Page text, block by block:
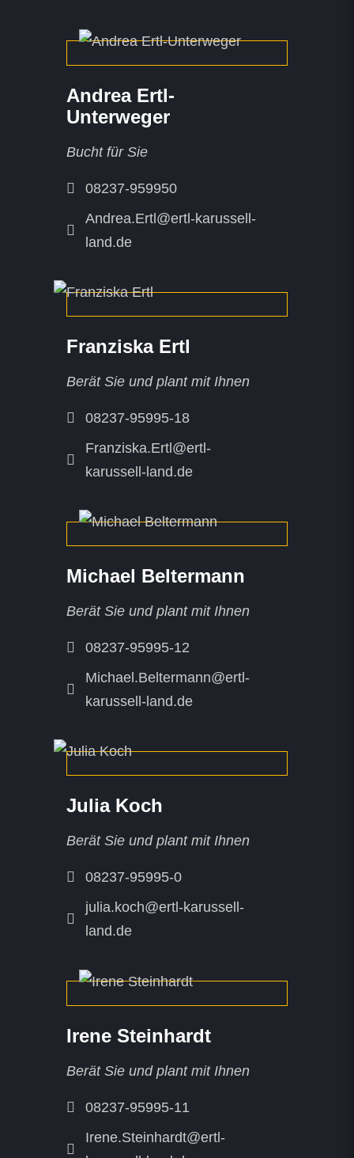
Andrea Ertl-
Unterweger
Bucht für Sie
08237-959950
Andrea.Ertl@ertl-karussell-
land.de
Franziska Ertl
Berät Sie und plant mit Ihnen
08237-95995-18
Franziska.Ertl@ertl-
karussell-land.de
Michael Beltermann
Berät Sie und plant mit Ihnen
08237-95995-12
Michael.Beltermann@ertl-
karussell-land.de
Julia Koch
Berät Sie und plant mit Ihnen
08237-95995-0
julia.koch@ertl-karussell-
land.de
Irene Steinhardt
Berät Sie und plant mit Ihnen
08237-95995-11
Irene.Steinhardt@ertl-